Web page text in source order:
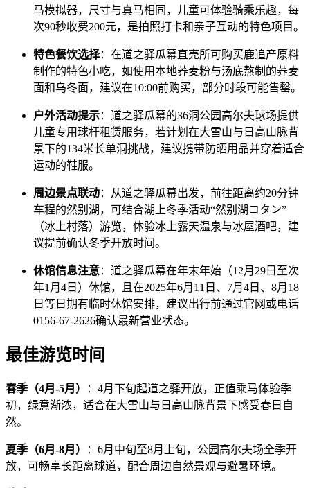
马模拟器，尺寸与真马相同，儿童可体验骑乘乐趣，每
次90秒收费200元，是拍照打卡和亲子互动的特色项目。
特色餐饮选择：在道之驿瓜幕直売所可购买鹿追产原料
制作的特色小吃，如使用本地荞麦粉与汤底熬制的荞麦
面和乌冬面，建议在10:00前购买，部分时段可能售罄。
户外活动提示：道之驿瓜幕的36洞公园高尔夫球场提供
儿童专用球杆租赁服务，若计划在大雪山与日高山脉背
景下的134米长单洞挑战，建议携带防晒用品并穿着适合
运动的鞋服。
周边景点联动：从道之驿瓜幕出发，前往距离约20分钟
车程的然别湖，可结合湖上冬季活动“然别湖コタン”
（冰上村落）游览，体验冰上露天温泉与冰屋酒吧，建
议提前确认冬季开放时间。
休馆信息注意：道之驿瓜幕在年末年始（12月29日至次
年1月4日）休馆，且在2025年6月11日、7月4日、8月18
日等日期有临时休馆安排，建议出行前通过官网或电话
0156-67-2626确认最新营业状态。
最佳游览时间
春季（4月-5月）
：4月下旬起道之驿开放，正值乘马体验季
初，绿意渐浓，适合在大雪山与日高山脉背景下感受春日自
然。
夏季（6月-8月）
：6月中旬至8月上旬，公园高尔夫场全季开
放，可畅享长距离球道，配合周边自然景观与避暑环境。